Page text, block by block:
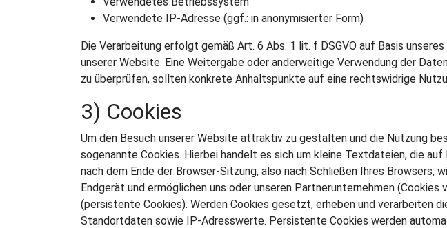
Verwendete IP-Adresse (ggf.: in anonymisierter Form)
Die Verarbeitung erfolgt gemäß Art. 6 Abs. 1 lit. f DSGVO auf Basis
unserer Website. Eine Weitergabe oder anderweitige Verwendung der
zu überprüfen, sollten konkrete Anhaltspunkte auf eine rechtswidrige
3) Cookies
Um den Besuch unserer Website attraktiv zu gestalten und die Nutzung
sogenannte Cookies. Hierbei handelt es sich um kleine Textdateien, die
nach dem Ende der Browser-Sitzung, also nach Schließen Ihres
Endgerät und ermöglichen uns oder unseren Partnerunternehmen
(persistente Cookies). Werden Cookies gesetzt, erheben und verarbeiten
Standortdaten sowie IP-Adresswerte. Persistente Cookies werden